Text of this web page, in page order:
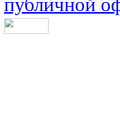
публичной